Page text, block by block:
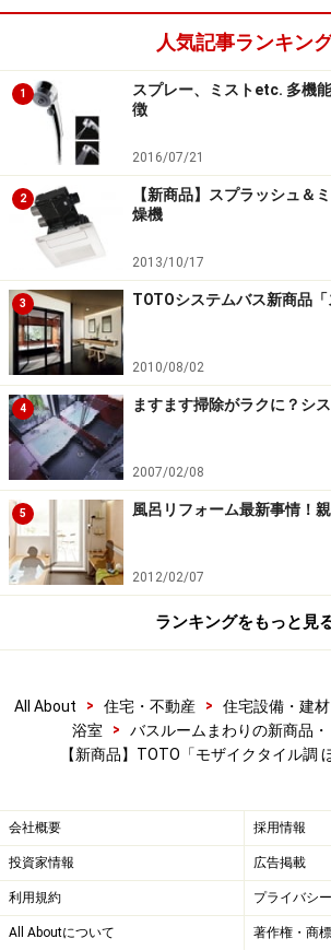
人気記事ランキン
1
スプレー、ミストetc. 多機
徴
2016/07/21
2
【新商品】スプラッシュ＆
燥機
2013/10/17
3 TOTOシステムバス新商品「
2010/08/02
4 ますます掃除がラクに？シ
2007/02/08
5 風呂リフォーム最新事情！
2012/02/07
ランキングをもっと見
All About > 住宅・不動産 > 住宅設備・建材
浴室
> バスルームまわりの新商品
【新商品】TOTO「モザイクタイル調
会社概要 採用情報
投資家情報 広告掲載
利用規約 プライバシ
All Aboutについて 著作権・商